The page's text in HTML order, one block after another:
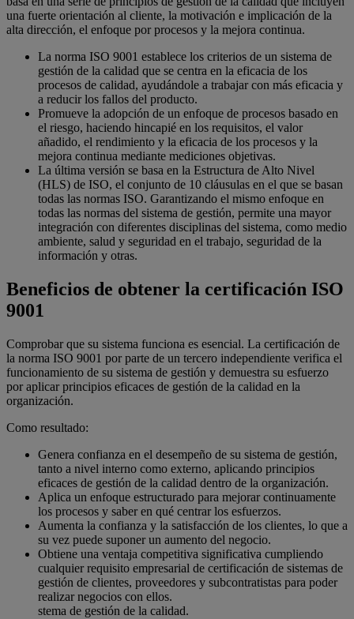
una fuerte orientación al cliente, la motivación e implicación de la
alta dirección, el enfoque por procesos y la mejora continua.
La norma ISO 9001 establece los criterios de un sistema de
gestión de la calidad que se centra en la eficacia de los
procesos de calidad, ayudándole a trabajar con más eficacia y
a reducir los fallos del producto.
Promueve la adopción de un enfoque de procesos basado en
el riesgo, haciendo hincapié en los requisitos, el valor
añadido, el rendimiento y la eficacia de los procesos y la
mejora continua mediante mediciones objetivas.
La última versión se basa en la Estructura de Alto Nivel
(HLS) de ISO, el conjunto de 10 cláusulas en el que se basan
todas las normas ISO. Garantizando el mismo enfoque en
todas las normas del sistema de gestión, permite una mayor
integración con diferentes disciplinas del sistema, como medio
ambiente, salud y seguridad en el trabajo, seguridad de la
información y otras.
Beneficios de obtener la certificación ISO
9001
Comprobar que su sistema funciona es esencial. La certificación de
la norma ISO 9001 por parte de un tercero independiente verifica el
funcionamiento de su sistema de gestión y demuestra su esfuerzo
por aplicar principios eficaces de gestión de la calidad en la
organización.
Como resultado:
Genera confianza en el desempeño de su sistema de gestión,
tanto a nivel interno como externo, aplicando principios
eficaces de gestión de la calidad dentro de la organización.
Aplica un enfoque estructurado para mejorar continuamente
los procesos y saber en qué centrar los esfuerzos.
Aumenta la confianza y la satisfacción de los clientes, lo que a
su vez puede suponer un aumento del negocio.
Obtiene una ventaja competitiva significativa cumpliendo
cualquier requisito empresarial de certificación de sistemas de
gestión de clientes, proveedores y subcontratistas para poder
realizar negocios con ellos.
stema de gestión de la calidad.